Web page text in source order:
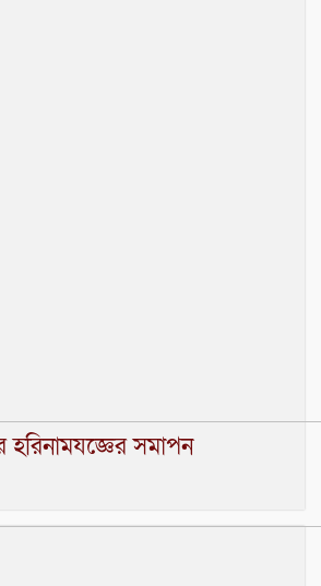
হরিনামযজ্ঞের সমাপন